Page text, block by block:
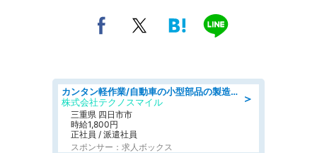
＞
カンタン軽作業/自動車の小型部品の製造オペレーター denso aichi
株式会社テクノスマイル
三重県 四日市市
時給1,800円
正社員 / 派遣社員
スポンサー：求人ボックス